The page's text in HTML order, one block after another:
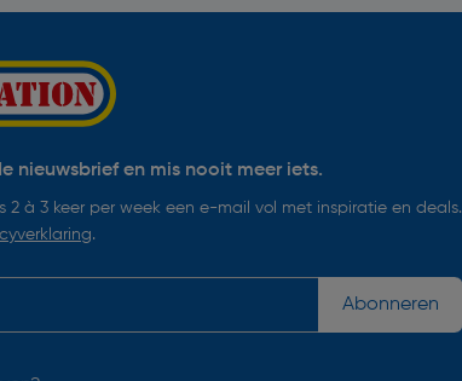
nieuwsbrief en mis nooit meer iets.
2 à 3 keer per week een e-mail vol met inspiratie en deals.
.
Abonneren